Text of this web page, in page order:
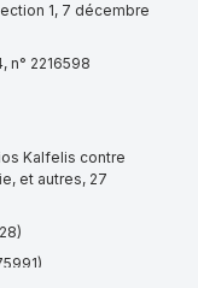
1, 7 décembre
n° 2216598
Kalfelis contre
et autres, 27